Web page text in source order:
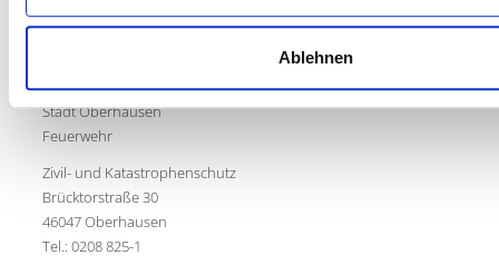
Ablehnen
Stadt Oberhausen
Feuerwehr
Zivil- und Katastrophenschutz
Brücktorstraße 30
46047 Oberhausen
Tel.: 0208 825-1